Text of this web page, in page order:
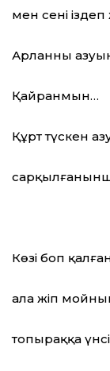
мен сені
Арланның
Қайранмын…
Құрт түскен
Көзің боп
ала жіп
топыраққа